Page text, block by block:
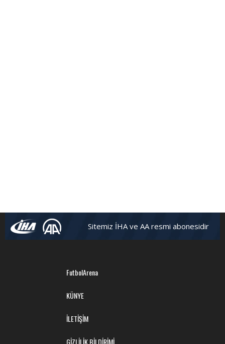
Sitemiz İHA ve AA resmi abonesidir
FutbolArena
KÜNYE
İLETİŞİM
GİZLİLİK BİLDİRİMİ